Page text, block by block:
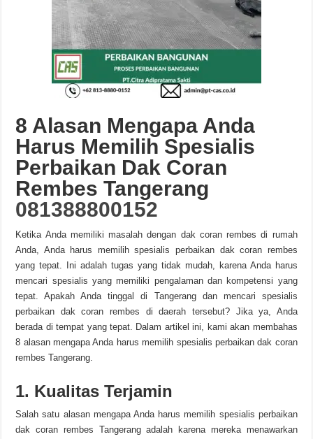
8 Alasan Mengapa Anda
Harus Memilih Spesialis
Perbaikan Dak Coran
Rembes Tangerang
081388800152
Ketika Anda memiliki masalah dengan dak coran rembes di rumah
Anda, Anda harus memilih spesialis perbaikan dak coran rembes
yang tepat. Ini adalah tugas yang tidak mudah, karena Anda harus
mencari spesialis yang memiliki pengalaman dan kompetensi yang
tepat. Apakah Anda tinggal di Tangerang dan mencari spesialis
perbaikan dak coran rembes di daerah tersebut? Jika ya, Anda
berada di tempat yang tepat. Dalam artikel ini, kami akan membahas
8 alasan mengapa Anda harus memilih spesialis perbaikan dak coran
rembes Tangerang.
1. Kualitas Terjamin
Salah satu alasan mengapa Anda harus memilih spesialis perbaikan
dak coran rembes Tangerang adalah karena mereka menawarkan